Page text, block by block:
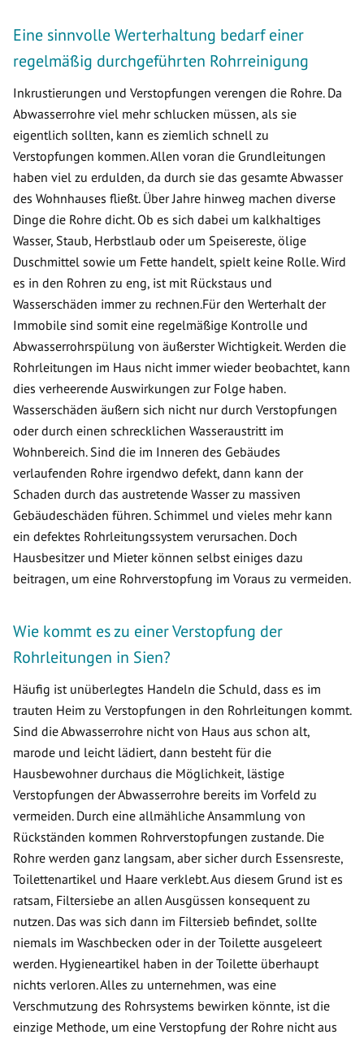
Eine sinnvolle Werterhaltung bedarf einer
regelmäßig durchgeführten Rohrreinigung
Inkrustierungen und Verstopfungen verengen die Rohre. Da
Abwasserrohre viel mehr schlucken müssen, als sie
eigentlich sollten, kann es ziemlich schnell zu
Verstopfungen kommen. Allen voran die Grundleitungen
haben viel zu erdulden, da durch sie das gesamte Abwasser
des Wohnhauses fließt. Über Jahre hinweg machen diverse
Dinge die Rohre dicht. Ob es sich dabei um kalkhaltiges
Wasser, Staub, Herbstlaub oder um Speisereste, ölige
Duschmittel sowie um Fette handelt, spielt keine Rolle. Wird
es in den Rohren zu eng, ist mit Rückstaus und
Wasserschäden immer zu rechnen.Für den Werterhalt der
Immobile sind somit eine regelmäßige Kontrolle und
Abwasserrohrspülung von äußerster Wichtigkeit. Werden die
Rohrleitungen im Haus nicht immer wieder beobachtet, kann
dies verheerende Auswirkungen zur Folge haben.
Wasserschäden äußern sich nicht nur durch Verstopfungen
oder durch einen schrecklichen Wasseraustritt im
Wohnbereich. Sind die im Inneren des Gebäudes
verlaufenden Rohre irgendwo defekt, dann kann der
Schaden durch das austretende Wasser zu massiven
Gebäudeschäden führen. Schimmel und vieles mehr kann
ein defektes Rohrleitungssystem verursachen. Doch
Hausbesitzer und Mieter können selbst einiges dazu
beitragen, um eine Rohrverstopfung im Voraus zu vermeiden.
Wie kommt es zu einer Verstopfung der
Rohrleitungen in Sien?
Häufig ist unüberlegtes Handeln die Schuld, dass es im
trauten Heim zu Verstopfungen in den Rohrleitungen kommt.
Sind die Abwasserrohre nicht von Haus aus schon alt,
marode und leicht lädiert, dann besteht für die
Hausbewohner durchaus die Möglichkeit, lästige
Verstopfungen der Abwasserrohre bereits im Vorfeld zu
vermeiden. Durch eine allmähliche Ansammlung von
Rückständen kommen Rohrverstopfungen zustande. Die
Rohre werden ganz langsam, aber sicher durch Essensreste,
Toilettenartikel und Haare verklebt. Aus diesem Grund ist es
ratsam, Filtersiebe an allen Ausgüssen konsequent zu
nutzen. Das was sich dann im Filtersieb befindet, sollte
niemals im Waschbecken oder in der Toilette ausgeleert
werden. Hygieneartikel haben in der Toilette überhaupt
nichts verloren. Alles zu unternehmen, was eine
Verschmutzung des Rohrsystems bewirken könnte, ist die
einzige Methode, um eine Verstopfung der Rohre nicht aus